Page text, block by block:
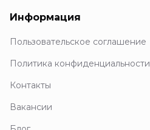
Информация
Пользовательское соглашение
Политика конфиденциальности
Контакты
Вакансии